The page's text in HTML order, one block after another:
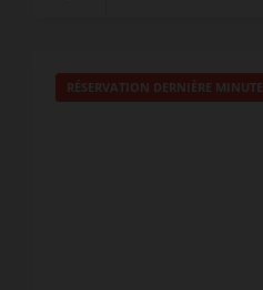
RÉSERVATION DERNIÈRE MINUTE